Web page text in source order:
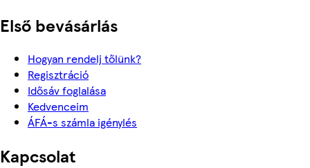
Első bevásárlás
Hogyan rendelj tőlünk?
Regisztráció
Idősáv foglalása
Kedvenceim
ÁFÁ-s számla igénylés
Kapcsolat